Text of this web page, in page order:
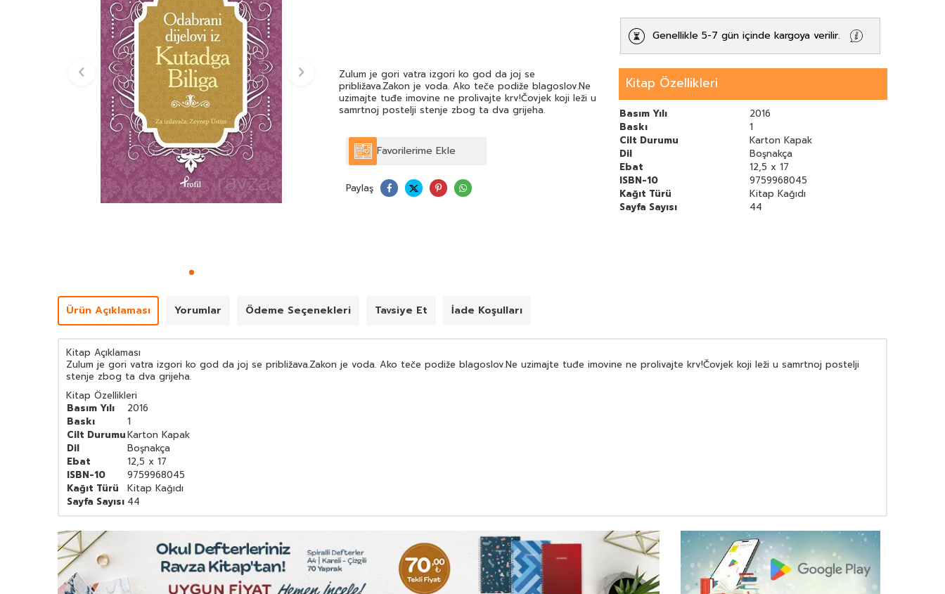
Genellikle 5-7 gün içinde kargoya verilir.
Zulum je gori vatra izgori ko god da joj se
približava.Zakon je voda. Ako teče podiže blagoslov.Ne
uzimajte tuđe imovine ne prolivajte krv!Čovjek koji leži u
samrtnoj postelji stenje zbog ta dva grijeha.
Kitap Özellikleri
Basım Yılı
2016
Baskı
1
Cilt Durumu
Karton Kapak
Dil
Boşnakça
Ebat
12,5 x 17
ISBN-10
9759968045
Kağıt Türü
Kitap Kağıdı
Sayfa Sayısı
44
Favorilerime Ekle
Paylaş
Ürün Açıklaması Yorumlar Ödeme Seçenekleri Tavsiye Et İade Koşulları
Kitap Açıklaması
Zulum je gori vatra izgori ko god da joj se približava.Zakon je voda. Ako teče podiže blagoslov.Ne uzimajte tuđe imovine ne prolivajte krv!Čovjek koji leži u samrtnoj postelji
stenje zbog ta dva grijeha.
Kitap Özellikleri
Basım Yılı
2016
Baskı
1
Cilt DurumuKarton Kapak
Dil
Boşnakça
Ebat
12,5 x 17
ISBN-10
9759968045
Kağıt Türü
Kitap Kağıdı
Sayfa Sayısı 44